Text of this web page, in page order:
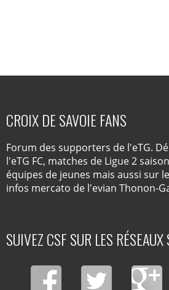
CROIX DE SAVOIE FANS
Forum des supporters de l'eTG.
l'eTG FC, matches de Ligue 2
équipes de jeunes mais aussi sur
infos mercato de l'evian Thonon-
SUIVEZ CSF SUR LES